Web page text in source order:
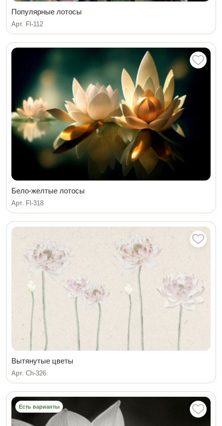
Популярные лотосы
Арт. Fl-112
Бело-желтые лотосы
Арт. Fl-318
Вытянутые цветы
Арт. Ch-326
Есть варианты